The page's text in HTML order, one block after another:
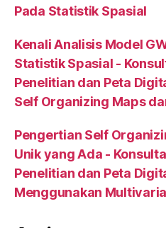
Pada Statistik Spasial
Kenali Analisis Model
Statistik Spasial -
Penelitian dan Peta
Self Organizing Maps
Pengertian Self
Unik yang Ada -
Penelitian dan Peta
Menggunakan